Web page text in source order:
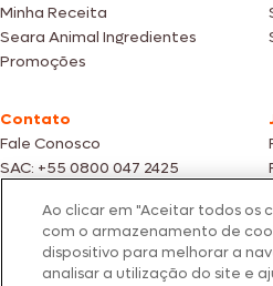
Minha Receita
Seara Animal Ingredientes
Promoções
Contato
Fale Conosco
SAC: +55 0800 047 2425
Fotos meramente ilustrativas | Ofertas
estoques dos nossos parceiros |
de dados.
Os preços, promoções e condições de
Ao clicar em "Aceitar todos os
com o armazenamento de
dispositivo para melhorar a
analisar a utilização do site e